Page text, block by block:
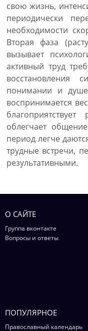
свою жизнь,
периодически
необходимости
Вторая фаза
вызывает
активный труд
восстановления
понимании и
воспринимается
облегчает
период легче
трудные встречи,
результативными.
О САЙТЕ
Группа вконтакте
Вопросы и ответы
ПОПУЛЯРНОЕ
Православный календарь